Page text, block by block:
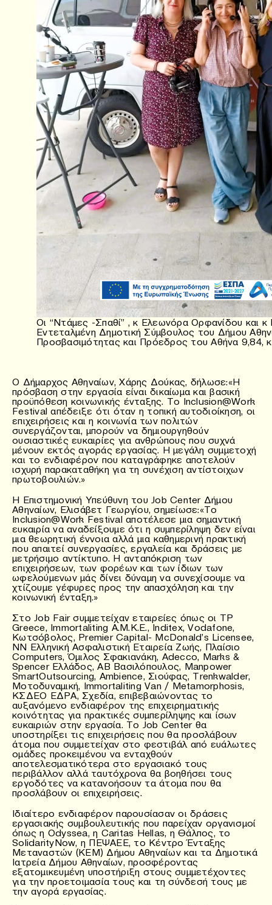
Οι “Ντάμες -Σπαθί” , κ Ελεωνόρα Ορφανίδου και κ
Εντεταλμένη Δημοτική Σύμβουλος του Δήμου
Προσβασιμότητας και Πρόεδρος του Αθήνα 9,84,
Ο Δήμαρχος Αθηναίων, Χάρης Δούκας, δήλωσε:«Η
πρόσβαση στην εργασία είναι δικαίωμα και βασική
προϋπόθεση κοινωνικής ένταξης. Το Inclusion@Work
Festival απέδειξε ότι όταν η τοπική αυτοδιοίκηση, οι
επιχειρήσεις και η κοινωνία των πολιτών
συνεργάζονται, μπορούν να δημιουργηθούν
ουσιαστικές ευκαιρίες για ανθρώπους που συχνά
μένουν εκτός αγοράς εργασίας. Η μεγάλη συμμετοχή
και το ενδιαφέρον που καταγράφηκε αποτελούν
ισχυρή παρακαταθήκη για τη συνέχιση αντίστοιχων
πρωτοβουλιών.»
Η Επιστημονική Υπεύθυνη του Job Center Δήμου
Αθηναίων, Ελισάβετ Γεωργίου, σημείωσε:«Το
Inclusion@Work Festival αποτέλεσε μια σημαντική
ευκαιρία να αναδείξουμε ότι η συμπερίληψη δεν είναι
μια θεωρητική έννοια αλλά μια καθημερινή πρακτική
που απαιτεί συνεργασίες, εργαλεία και δράσεις με
μετρήσιμο αντίκτυπο. Η ανταπόκριση των
επιχειρήσεων, των φορέων και των ίδιων των
ωφελούμενων μάς δίνει δύναμη να συνεχίσουμε να
χτίζουμε γέφυρες προς την απασχόληση και την
κοινωνική ένταξη.»
Στο Job Fair συμμετείχαν εταιρείες όπως οι TP
Greece, Immortaliting Α.Μ.Κ.Ε., Inditex, Vodafone,
Κωτσόβολος, Premier Capital- McDonald’s Licensee,
NN Ελληνική Ασφαλιστική Εταιρεία Ζωής, Πλαίσιο
Computers, Όμιλος Σφακιανάκη, Adecco, Marks &
Spencer Ελλάδος, ΑΒ Βασιλόπουλος, Manpower
SmartOutsourcing, Ambience, Σιούφας, Trenkwalder,
Μοτοδυναμική, Immortaliting Van / Metamorphosis,
ΚΣΔΕΟ ΕΔΡΑ, Σχεδία, επιβεβαιώνοντας το
αυξανόμενο ενδιαφέρον της επιχειρηματικής
κοινότητας για πρακτικές συμπερίληψης και ίσων
ευκαιριών στην εργασία. Το Job Center θα
υποστηρίξει τις επιχειρήσεις που θα προσλάβουν
άτομα που συμμετείχαν στο φεστιβάλ από ευάλωτες
ομάδες προκειμένου να ενταχθούν
αποτελεσματικότερα στο εργασιακό τους
περιβάλλον αλλά ταυτόχρονα θα βοηθήσει τους
εργοδότες να κατανοήσουν τα άτομα που θα
προσλάβουν οι επιχειρήσεις.
Ιδιαίτερο ενδιαφέρον παρουσίασαν οι δράσεις
εργασιακής συμβουλευτικής που παρείχαν οργανισμοί
όπως η Odyssea, η Caritas Hellas, η Θάλπος, το
SolidarityNow, η ΠΕΨΑΕΕ, το Κέντρο Ένταξης
Μεταναστών (ΚΕΜ) Δήμου Αθηναίων και τα Δημοτικά
Ιατρεία Δήμου Αθηναίων, προσφέροντας
εξατομικευμένη υποστήριξη στους συμμετέχοντες
για την προετοιμασία τους και τη σύνδεσή τους με
την αγορά εργασίας.